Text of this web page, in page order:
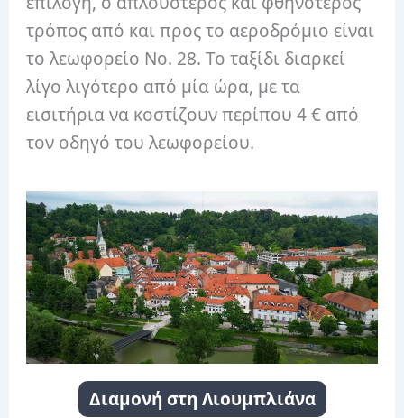
τρόπος από και προς το αεροδρόμιο είναι
το λεωφορείο Νο. 28. Το ταξίδι διαρκεί
λίγο λιγότερο από μία ώρα, με τα
εισιτήρια να κοστίζουν περίπου 4 € από
τον οδηγό του λεωφορείου.
Διαμονή στη Λιουμπλιάνα